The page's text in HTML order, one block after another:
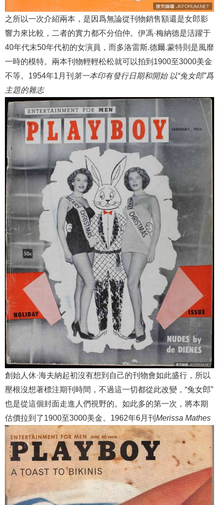
之所以一次介紹兩本，是因爲無論從刊物銷售額還是女郎影
響力來比較，二者的實力都不分伯仲。伊馮·梅納德是活躍于
40年代末50年代初的女演員，而多洛雷斯.德爾.蒙特則是風靡
一時的模特。兩本刊物輕輕松松就可以拍到1900至3000美金
不等。1954年1月刊 第一本印有發行日期和開始 以“兔女郎”爲
主題的雜志
創始人休·海夫納起初沒有想到自己的刊物會如此盛行，所以
壓根沒想著標注期刊時間，不過這一切都從此改變，“兔女郎”
也是從這個封面走進人們視野的。如此多的第一次，將本期
估價拉到了1900至3000美金。1962年6月刊 Merissa Mathes